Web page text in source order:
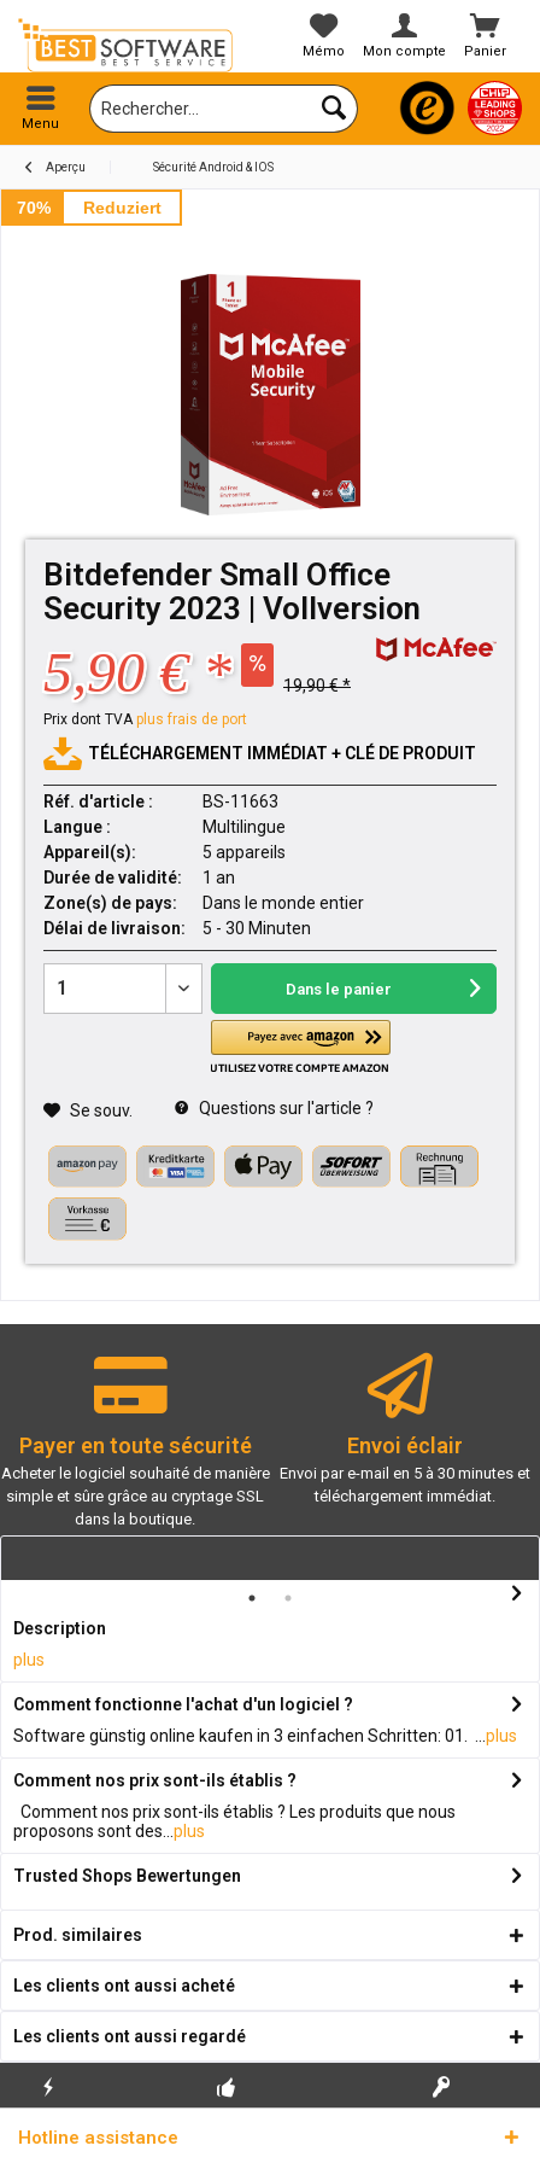
Panier
Mémo Mon compte
Menu
Aperçu Sécurité Android & IOS
70% Reduziert
Bitdefender Small Office
Security 2023 | Vollversion
5,90 € * 19,90 € *
Prix dont TVAplus frais de port
TÉLÉCHARGEMENT IMMÉDIAT + CLÉ DE PRODUIT
Réf. d'article :
BS-11663
Langue :
Multilingue
Appareil(s):
5 appareils
Durée de validité:
1 an
Zone(s) de pays:
Dans le monde entier
Délai de livraison:
5 - 30 Minuten
Dans le panier
Se souv. Questions sur l'article ?
Payer en toute sécurité
Acheter le logiciel souhaité de manière
simple et sûre grâce au cryptage SSL
dans la boutique.
Envoi éclair
Envoi par e-mail en 5 à 30 minutes et
téléchargement immédiat.
Description
plus
Comment fonctionne l'achat d'un logiciel ?
Software günstig online kaufen in 3 einfachen Schritten: 01. ... plus
Comment nos prix sont-ils établis ?
Comment nos prix sont-ils établis ? Les produits que nous
proposons sont des... plus
Trusted Shops Bewertungen
Prod. similaires
Les clients ont aussi acheté
Les clients ont aussi regardé
ÉCLAIR
Hotline assistance